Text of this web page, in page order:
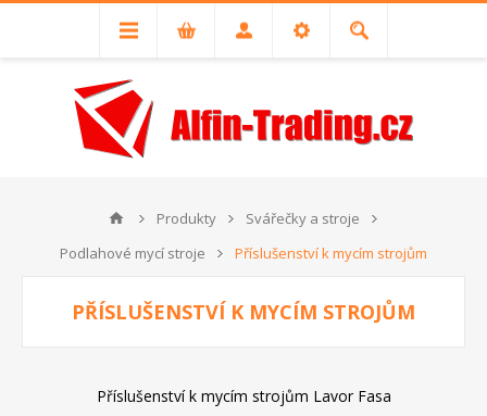
Produkty
Svářečky a stroje
Podlahové mycí stroje
Příslušenství k mycím strojům
PŘÍSLUŠENSTVÍ K MYCÍM STROJŮM
Příslušenství k mycím strojům Lavor Fasa